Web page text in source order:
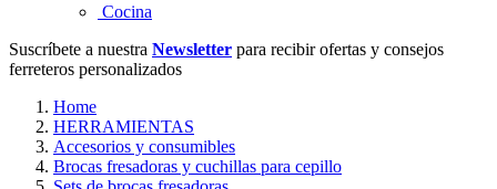
Cocina
Suscríbete a nuestra Newsletter para recibir ofertas y consejos
ferreteros personalizados
Home
HERRAMIENTAS
Accesorios y consumibles
Brocas fresadoras y cuchillas para cepillo